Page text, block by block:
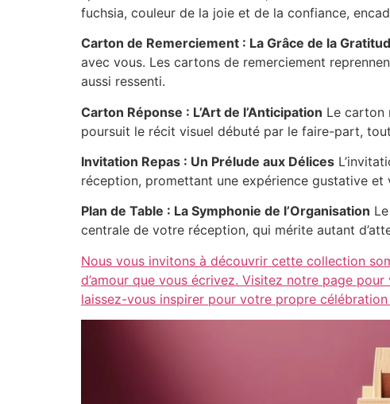
fuchsia, couleur de la joie et de la confiance,
Carton de Remerciement : La Grâce de la
avec vous. Les cartons de remerciement
aussi ressenti.
Carton Réponse : L’Art de l’Anticipation Le carton
poursuit le récit visuel débuté par le faire-part,
Invitation Repas : Un Prélude aux Délices
réception, promettant une expérience gustative et
Plan de Table : La Symphonie de l’Organisation
centrale de votre réception, qui mérite autant
Nous vous invitons à découvrir cette collection
d’amour que vous écrivez. Visitez notre page
laissez-vous inspirer pour votre propre célébration